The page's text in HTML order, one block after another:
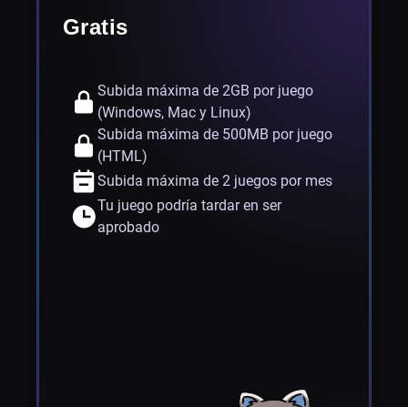
Gratis
Subida máxima de 2GB por juego
(Windows, Mac y Linux)
Subida máxima de 500MB por juego
(HTML)
Subida máxima de 2 juegos por mes
Tu juego podría tardar en ser
aprobado